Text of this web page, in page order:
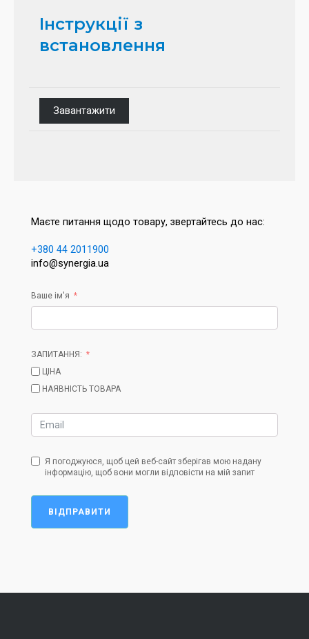
Інструкції з
встановлення
Завантажити
Маєте питання щодо товару, звертайтесь до нас:
+380 44 2011900
info@synergia.ua
Ваше ім'я
ЗАПИТАННЯ:
ЦІНА
НАЯВНІСТЬ ТОВАРА
Я погоджуюся, щоб цей веб-сайт зберігав мою надану
інформацію, щоб вони могли відповісти на мій запит
ВІДПРАВИТИ